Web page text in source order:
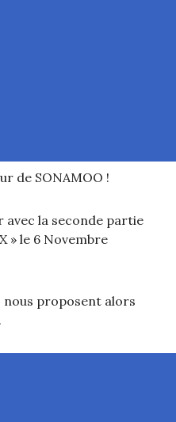
de SONAMOO !
la seconde partie
» le 6 Novembre
nous proposent alors